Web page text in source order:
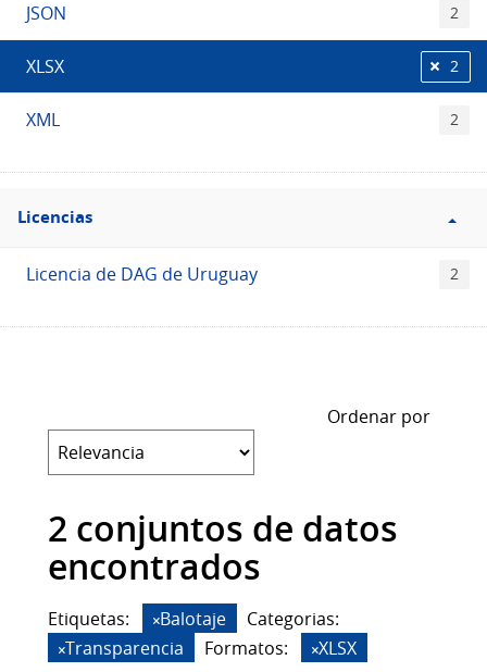
JSON 2
XLSX 2
XML 2
Filtro
Licencias
Licencias
Licencia de DAG de Uruguay 2
Ordenar por
2 conjuntos de datos
encontrados
Etiquetas: Balotaje
Categorias:
Transparencia
Formatos: XLSX